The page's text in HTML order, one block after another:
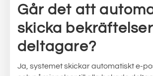
Går det att
skicka bekräftelser
deltagare?
Ja, systemet skickar automatiskt e-